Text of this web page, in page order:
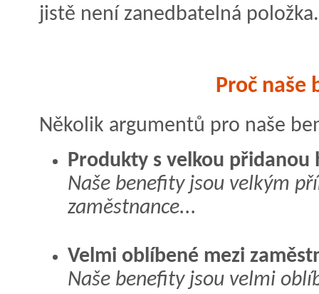
jistě není zanedbatelná položka.
Proč naše
Několik argumentů pro naše
Produkty s velkou přidanou
Naše benefity jsou velkým
zaměstnance...
Velmi oblíbené mezi
Naše benefity jsou velmi